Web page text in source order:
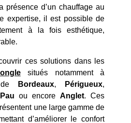
présence d’un chauffage au
expertise, il est possible de
à la fois esthétique,
ces solutions dans les
situés notamment à
Bordeaux, Périgueux,
Pau ou encore Anglet. Ces
une large gamme de
d’améliorer le confort